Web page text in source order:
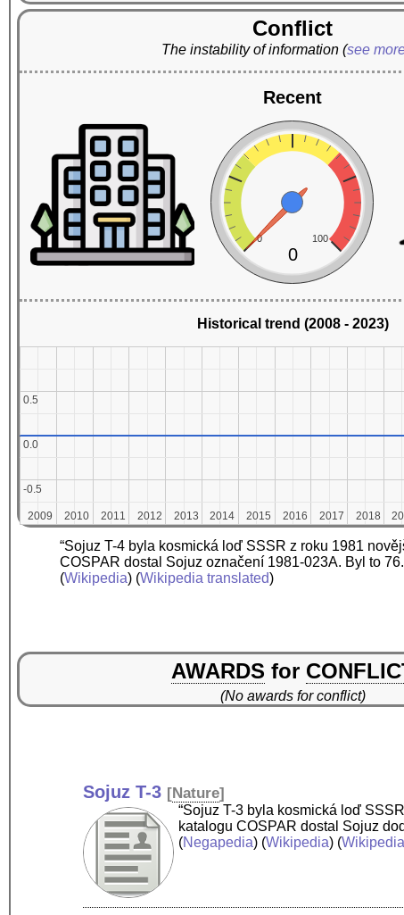
Conflict
The instability of information (see
Recent
0 100
0
Historical trend (2008 - 2023)
2009
2009 2010
2010 2011
2011 2012
2012 2013
2013 2014
2014 2015
2015 2016
2016 2017
2017 2018
2018
-0.5
-0.5
0.0
0.0
0.5
0.5
“Sojuz T-4 byla kosmická loď SSSR z roku 1981
COSPAR dostal Sojuz označení 1981-023A. Byl to
(Wikipedia) (Wikipedia translated)
AWARDS for
(No awards for conflict)
Sojuz T-3 [Nature]
“Sojuz T-3 byla kosmická loď
katalogu COSPAR dostal Sojuz
(Negapedia) (Wikipedia) (